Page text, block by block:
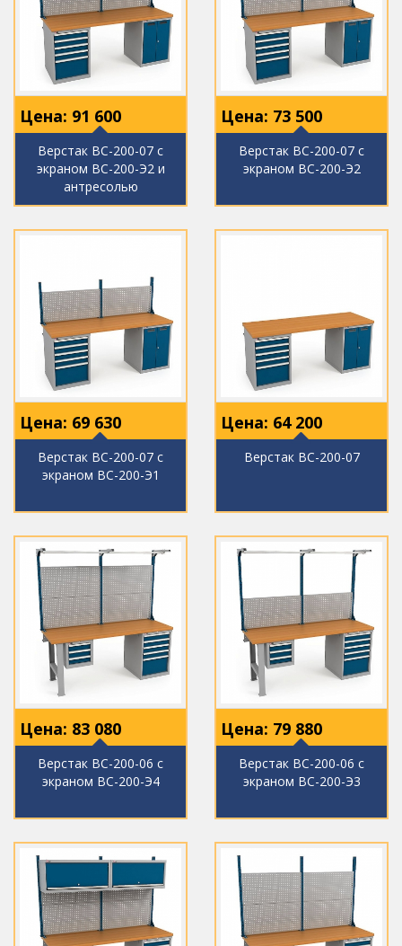
Цена: 91 600
Верстак ВС-200-07 с
экраном ВС-200-Э2 и
антресолью
Цена: 73 500
Верстак ВС-200-07 с
экраном ВС-200-Э2
Цена: 69 630
Верстак ВС-200-07 с
экраном ВС-200-Э1
Цена: 64 200
Верстак ВС-200-07
Цена: 83 080
Верстак ВС-200-06 с
экраном ВС-200-Э4
Цена: 79 880
Верстак ВС-200-06 с
экраном ВС-200-Э3